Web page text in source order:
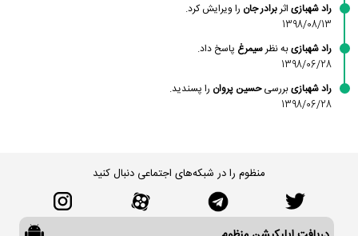
راد شهبازی اثربرادر جان را ویرایش کرد.
1398/08/13
راد شهبازیبه نظرسیمرغ پاسخ داد.
1398/06/28
راد شهبازیبررسیحسین پروان را پسندید.
1398/06/28
منظوم را در شبکه‌های اجتماعی دنبال کنید